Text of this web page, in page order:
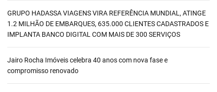
GRUPO HADASSA VIAGENS VIRA REFERÊNCIA MUNDIAL, ATINGE
1.2 MILHÃO DE EMBARQUES, 635.000 CLIENTES CADASTRADOS E
IMPLANTA BANCO DIGITAL COM MAIS DE 300 SERVIÇOS
Jairo Rocha Imóveis celebra 40 anos com nova fase e
compromisso renovado